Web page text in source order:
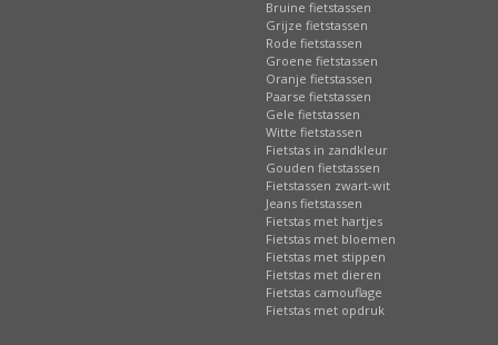
Bruine fietstassen
Grijze fietstassen
Rode fietstassen
Groene fietstassen
Oranje fietstassen
Paarse fietstassen
Gele fietstassen
Witte fietstassen
Fietstas in zandkleur
Gouden fietstassen
Fietstassen zwart-wit
Jeans fietstassen
Fietstas met hartjes
Fietstas met bloemen
Fietstas met stippen
Fietstas met dieren
Fietstas camouflage
Fietstas met opdruk